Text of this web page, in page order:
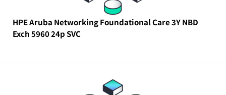
HPE Aruba Networking Foundational Care 3Y NBD
Exch 5960 24p SVC